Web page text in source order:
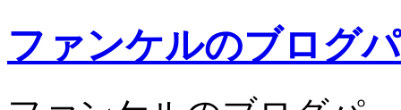
ファンケルのブログ